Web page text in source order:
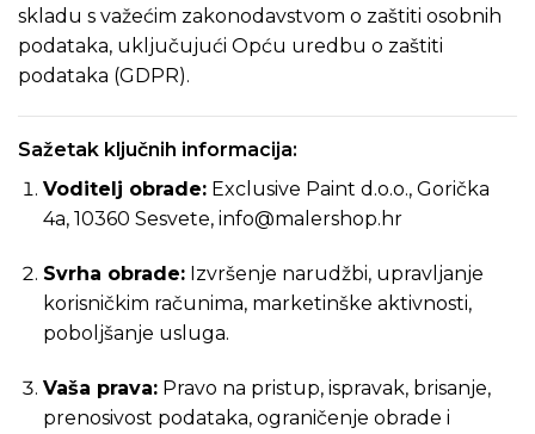
skladu s važećim zakonodavstvom o zaštiti osobnih
podataka, uključujući Opću uredbu o zaštiti
podataka (GDPR).
Sažetak ključnih informacija:
Voditelj obrade:Exclusive Paint d.o.o., Gorička
4a, 10360 Sesvete, info@malershop.hr
Svrha obrade:Izvršenje narudžbi, upravljanje
korisničkim računima, marketinške aktivnosti,
poboljšanje usluga.
Vaša prava:Pravo na pristup, ispravak, brisanje,
prenosivost podataka, ograničenje obrade i